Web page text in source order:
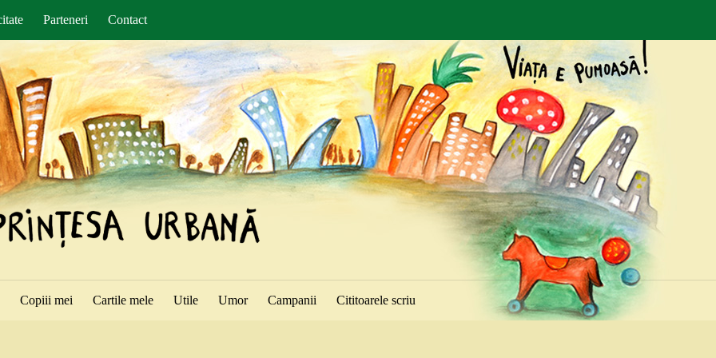
Parteneri Contact
Copiii mei Cartile mele Utile Umor Campanii Cititoarele scriu